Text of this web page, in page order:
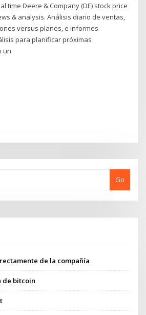
time Deere & Company (DE) stock price
& analysis. Análisis diario de ventas,
versus planes, e informes
para planificar próximas
un
Go
de la compañía
de bitcoin